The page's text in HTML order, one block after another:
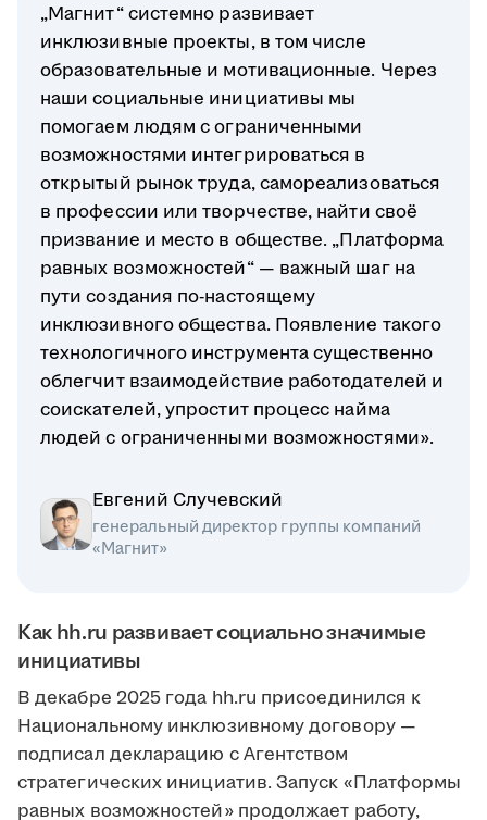
„Магнит“ системно развивает
инклюзивные проекты, в том числе
образовательные и мотивационные. Через
наши социальные инициативы мы
помогаем людям с ограниченными
возможностями интегрироваться в
открытый рынок труда, самореализоваться
в профессии или творчестве, найти своё
призвание и место в обществе. „Платформа
равных возможностей“ — важный шаг на
пути создания по-настоящему
инклюзивного общества. Появление такого
технологичного инструмента существенно
облегчит взаимодействие работодателей и
соискателей, упростит процесс найма
людей с ограниченными возможностями».
Евгений Случевский
генеральный директор группы компаний
«Магнит»
Как hh.ru развивает социально значимые
инициативы
В декабре 2025 года hh.ru присоединился к
Национальному инклюзивному договору —
подписал декларацию с Агентством
стратегических инициатив. Запуск «Платформы
равных возможностей» продолжает работу,